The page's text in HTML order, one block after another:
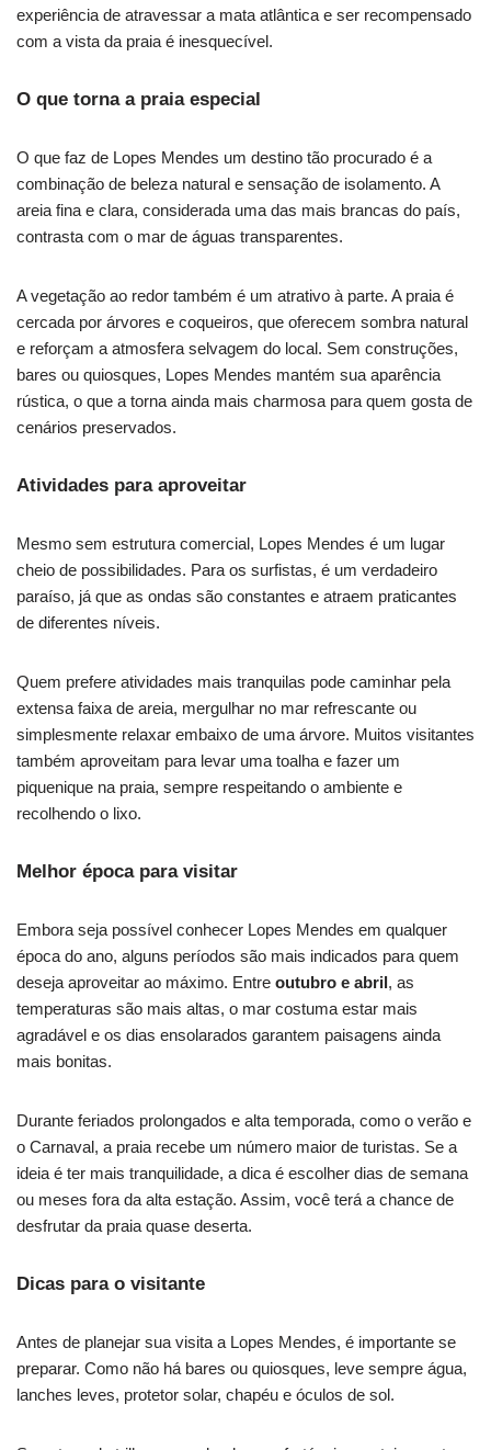
experiência de atravessar a mata atlântica e ser recompensado
com a vista da praia é inesquecível.
O que torna a praia especial
O que faz de Lopes Mendes um destino tão procurado é a
combinação de beleza natural e sensação de isolamento. A
areia fina e clara, considerada uma das mais brancas do país,
contrasta com o mar de águas transparentes.
A vegetação ao redor também é um atrativo à parte. A praia é
cercada por árvores e coqueiros, que oferecem sombra natural
e reforçam a atmosfera selvagem do local. Sem construções,
bares ou quiosques, Lopes Mendes mantém sua aparência
rústica, o que a torna ainda mais charmosa para quem gosta de
cenários preservados.
Atividades para aproveitar
Mesmo sem estrutura comercial, Lopes Mendes é um lugar
cheio de possibilidades. Para os surfistas, é um verdadeiro
paraíso, já que as ondas são constantes e atraem praticantes
de diferentes níveis.
Quem prefere atividades mais tranquilas pode caminhar pela
extensa faixa de areia, mergulhar no mar refrescante ou
simplesmente relaxar embaixo de uma árvore. Muitos visitantes
também aproveitam para levar uma toalha e fazer um
piquenique na praia, sempre respeitando o ambiente e
recolhendo o lixo.
Melhor época para visitar
Embora seja possível conhecer Lopes Mendes em qualquer
época do ano, alguns períodos são mais indicados para quem
deseja aproveitar ao máximo. Entre outubro e abril, as
temperaturas são mais altas, o mar costuma estar mais
agradável e os dias ensolarados garantem paisagens ainda
mais bonitas.
Durante feriados prolongados e alta temporada, como o verão e
o Carnaval, a praia recebe um número maior de turistas. Se a
ideia é ter mais tranquilidade, a dica é escolher dias de semana
ou meses fora da alta estação. Assim, você terá a chance de
desfrutar da praia quase deserta.
Dicas para o visitante
Antes de planejar sua visita a Lopes Mendes, é importante se
preparar. Como não há bares ou quiosques, leve sempre água,
lanches leves, protetor solar, chapéu e óculos de sol.